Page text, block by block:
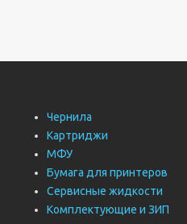
Чернила
Картриджи
МФУ
Бумага для принтеров
Сервисные жидкости
Комплектующие и ЗИП